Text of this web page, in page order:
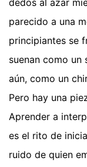
dedos al azar
parecido a una
principiantes se
suenan como
aún, como un
Pero hay una
Aprender a
es el rito de
ruido de quien